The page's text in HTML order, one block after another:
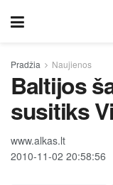
Pradžia Naujienos
Baltijos
susitiks
www.alkas.lt
2010-11-02 20:58:56